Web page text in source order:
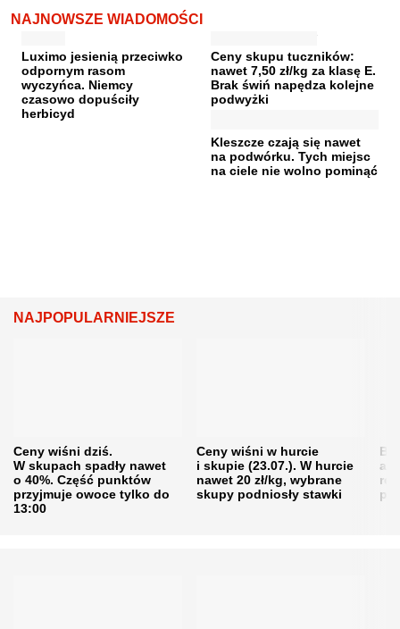
NAJNOWSZE WIADOMOŚCI
Luximo jesienią przeciwko
odpornym rasom
wyczyńca. Niemcy
czasowo dopuściły
herbicyd
Ceny skupu tuczników:
nawet 7,50 zł/kg za klasę E.
Brak świń napędza kolejne
podwyżki
Kleszcze czają się nawet
na podwórku. Tych miejsc
na ciele nie wolno pominąć
NAJPOPULARNIEJSZE
Ceny wiśni dziś.
W skupach spadły nawet
o 40%. Część punktów
przyjmuje owoce tylko do
13:00
Ceny wiśni w hurcie
i skupie (23.07.). W hurcie
nawet 20 zł/kg, wybrane
skupy podniosły stawki